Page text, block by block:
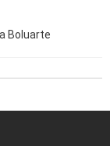
Boluarte